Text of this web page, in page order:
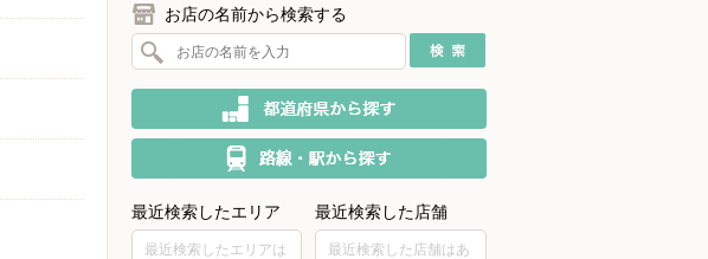
お店の名前から検索する
最近検索したエリア
最近検索したエリアは
最近検索した店舗
最近検索した店舗はあ